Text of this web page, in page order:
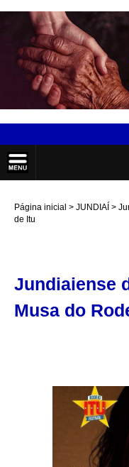
Página inicial JUNDIAÍ
de Itu
Jundiaiense
Musa do